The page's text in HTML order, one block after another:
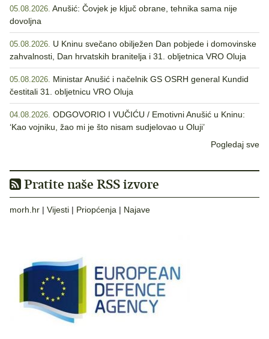
05.08.2026. Anušić: Čovjek je ključ obrane, tehnika sama nije
dovoljna
05.08.2026. U Kninu svečano obilježen Dan pobjede i domovinske
zahvalnosti, Dan hrvatskih branitelja i 31. obljetnica VRO Oluja
05.08.2026. Ministar Anušić i načelnik GS OSRH general Kundid
čestitali 31. obljetnicu VRO Oluja
04.08.2026. ODGOVORIO I VUČIĆU / Emotivni Anušić u Kninu:
‘Kao vojniku, žao mi je što nisam sudjelovao u Oluji’
Pogledaj sve
Pratite naše RSS izvore
morh.hr | Vijesti | Priopćenja | Najave